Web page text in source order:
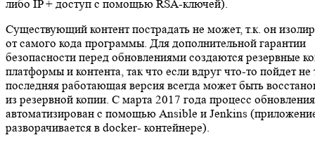
либо IP + доступ с помощью RSA-ключей).
Существующий контент пострадать не может, т.к. он
от самого кода программы. Для дополнительной гарантии
безопасности перед обновлениями создаются резервные
платформы и контента, так что если вдруг что-то пойдет не
последняя работающая версия всегда может быть
из резервной копии. С марта 2017 года процесс обновления
автоматизирован с помощью Ansible и Jenkins
разворачивается в docker- контейнере).